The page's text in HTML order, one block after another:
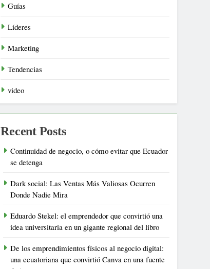
Guías
Líderes
Marketing
Tendencias
video
Recent Posts
Continuidad de negocio, o cómo evitar que Ecuador
se detenga
Dark social: Las Ventas Más Valiosas Ocurren
Donde Nadie Mira
Eduardo Stekel: el emprendedor que convirtió una
idea universitaria en un gigante regional del libro
De los emprendimientos físicos al negocio digital:
una ecuatoriana que convirtió Canva en una fuente